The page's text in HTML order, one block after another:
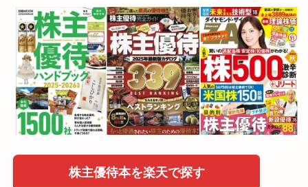
株主優待本を楽天で探す